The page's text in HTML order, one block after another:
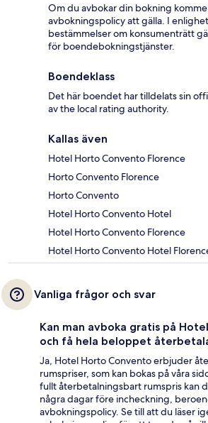
Om du avbokar din bokning
avbokningspolicy att gälla. I
bestämmelser om konsumenträtt
för boendebokningstjänster.
Boendeklass
Det här boendet har tilldelats sin
av the local rating authority.
Kallas även
Hotel Horto Convento Florence
Horto Convento Florence
Horto Convento
Hotel Horto Convento Hotel
Hotel Horto Convento Florence
Hotel Horto Convento Hotel
Vanliga frågor och svar
Kan man avboka gratis på
och få hela beloppet
Ja, Hotel Horto Convento erbjuder
rumspriser, som kan bokas på våra
fullt återbetalningsbart rumspris kan
några dagar före incheckning,
avbokningspolicy. Se till att du läser